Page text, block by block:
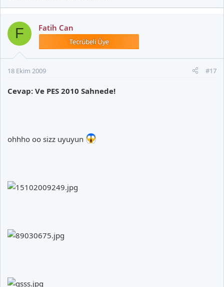
F Fatih Can
18 Ekim 2009 #17
Cevap: Ve PES 2010 Sahnede!
ohhho oo sizz uyuyun